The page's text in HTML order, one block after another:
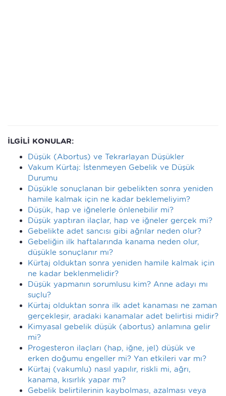
İLGİLİ KONULAR:
Düşük (Abortus) ve Tekrarlayan Düşükler
Vakum Kürtaj: İstenmeyen Gebelik ve Düşük
Durumu
Düşükle sonuçlanan bir gebelikten sonra yeniden
hamile kalmak için ne kadar beklemeliyim?
Düşük, hap ve iğnelerle önlenebilir mi?
Düşük yaptıran ilaçlar, hap ve iğneler gerçek mi?
Gebelikte adet sancısı gibi ağrılar neden olur?
Gebeliğin ilk haftalarında kanama neden olur,
düşükle sonuçlanır mı?
Kürtaj olduktan sonra yeniden hamile kalmak için
ne kadar beklenmelidir?
Düşük yapmanın sorumlusu kim? Anne adayı mı
suçlu?
Kürtaj olduktan sonra ilk adet kanaması ne zaman
gerçekleşir, aradaki kanamalar adet belirtisi midir?
Kimyasal gebelik düşük (abortus) anlamına gelir
mi?
Progesteron ilaçları (hap, iğne, jel) düşük ve
erken doğumu engeller mi? Yan etkileri var mı?
Kürtaj (vakumlu) nasıl yapılır, riskli mi, ağrı,
kanama, kısırlık yapar mı?
Gebelik belirtilerinin kaybolması, azalması veya